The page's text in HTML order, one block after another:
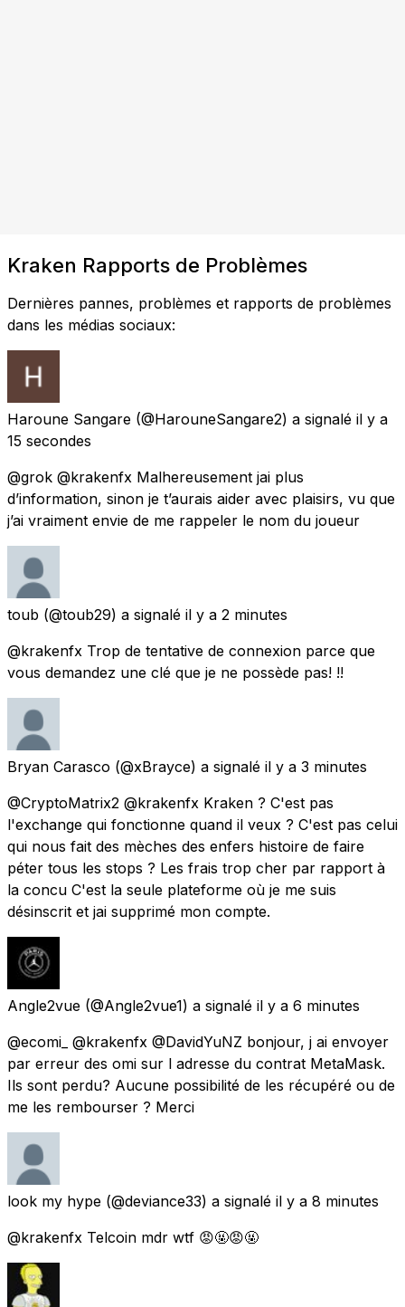
Kraken Rapports de Problèmes
Dernières pannes, problèmes et rapports de problèmes
dans les médias sociaux:
Haroune Sangare (@HarouneSangare2) a signalé il y a
15 secondes
@grok @krakenfx Malhereusement jai plus
d’information, sinon je t’aurais aider avec plaisirs, vu que
j’ai vraiment envie de me rappeler le nom du joueur
toub (@toub29) a signalé il y a 2 minutes
@krakenfx Trop de tentative de connexion parce que
vous demandez une clé que je ne possède pas! !!
Bryan Carasco (@xBrayce) a signalé il y a 3 minutes
@CryptoMatrix2 @krakenfx Kraken ? C'est pas
l'exchange qui fonctionne quand il veux ? C'est pas celui
qui nous fait des mèches des enfers histoire de faire
péter tous les stops ? Les frais trop cher par rapport à
la concu C'est la seule plateforme où je me suis
désinscrit et jai supprimé mon compte.
Angle2vue (@Angle2vue1) a signalé il y a 6 minutes
@ecomi_ @krakenfx @DavidYuNZ bonjour, j ai envoyer
par erreur des omi sur l adresse du contrat MetaMask.
Ils sont perdu? Aucune possibilité de les récupéré ou de
me les rembourser ? Merci
look my hype (@deviance33) a signalé il y a 8 minutes
@krakenfx Telcoin mdr wtf 😡🤬😡🤬